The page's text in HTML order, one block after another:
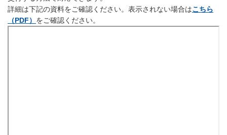
詳細は下記の資料をご確認ください。表示されない場合はこちら
（PDF） をご確認ください。